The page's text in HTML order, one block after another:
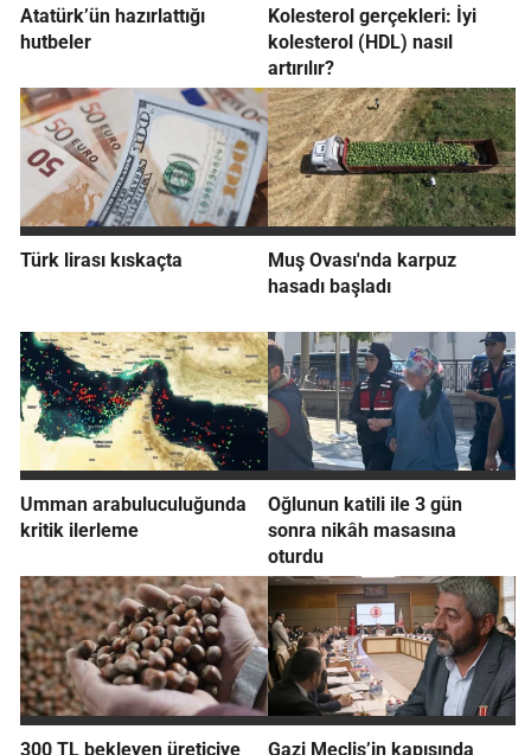
Atatürk’ün hazırlattığı
hutbeler
Kolesterol gerçekleri: İyi
kolesterol (HDL) nasıl
artırılır?
Türk lirası kıskaçta
Muş Ovası'nda karpuz
hasadı başladı
Umman arabuluculuğunda
kritik ilerleme
Oğlunun katili ile 3 gün
sonra nikâh masasına
oturdu
300 TL bekleyen üreticiye
Gazi Meclis’in kapısında